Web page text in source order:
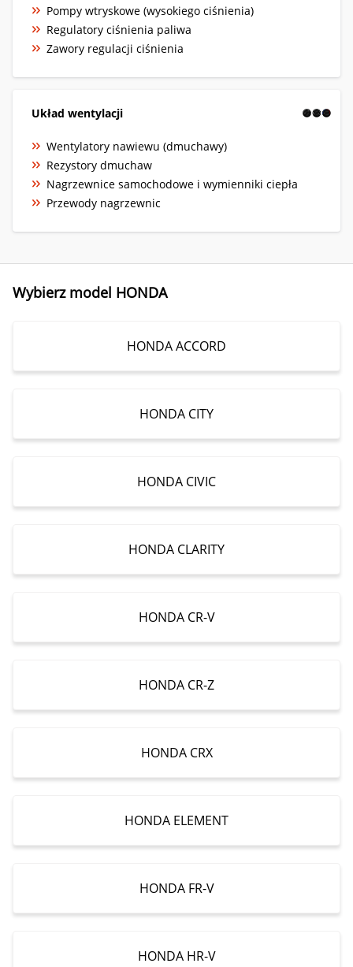
Pompy wtryskowe (wysokiego ciśnienia)
Regulatory ciśnienia paliwa
Zawory regulacji ciśnienia
Układ wentylacji
Wentylatory nawiewu (dmuchawy)
Rezystory dmuchaw
Nagrzewnice samochodowe i wymienniki ciepła
Przewody nagrzewnic
Wybierz model HONDA
HONDA ACCORD
HONDA CITY
HONDA CIVIC
HONDA CLARITY
HONDA CR-V
HONDA CR-Z
HONDA CRX
HONDA ELEMENT
HONDA FR-V
HONDA HR-V